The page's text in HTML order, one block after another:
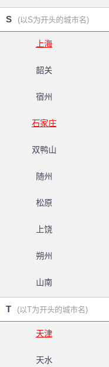
S (以S为开头的城市名)
上海
韶关
宿州
石家庄
双鸭山
随州
松原
上饶
朔州
山南
T (以T为开头的城市名)
天津
天水